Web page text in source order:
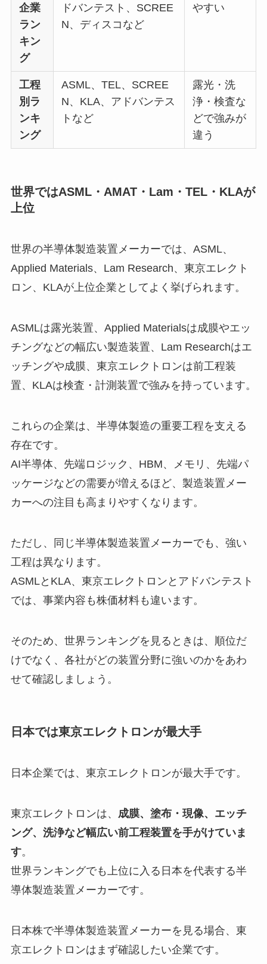
企業
ラン
キン
グ
ドバンテスト、SCREE
N、ディスコなど
やすい
工程
別ラ
ンキ
ング
ASML、TEL、SCREE
N、KLA、アドバンテス
トなど
露光・洗
浄・検査な
どで強みが
違う
世界ではASML・AMAT・Lam・TEL・KLAが
上位
世界の半導体製造装置メーカーでは、ASML、
Applied Materials、Lam Research、東京エレクト
ロン、KLAが上位企業としてよく挙げられます。
ASMLは露光装置、Applied Materialsは成膜やエッ
チングなどの幅広い製造装置、Lam Researchはエ
ッチングや成膜、東京エレクトロンは前工程装
置、KLAは検査・計測装置で強みを持っています。
これらの企業は、半導体製造の重要工程を支える
存在です。
AI半導体、先端ロジック、HBM、メモリ、先端パ
ッケージなどの需要が増えるほど、製造装置メー
カーへの注目も高まりやすくなります。
ただし、同じ半導体製造装置メーカーでも、強い
工程は異なります。
ASMLとKLA、東京エレクトロンとアドバンテスト
では、事業内容も株価材料も違います。
そのため、世界ランキングを見るときは、順位だ
けでなく、各社がどの装置分野に強いのかをあわ
せて確認しましょう。
日本では東京エレクトロンが最大手
日本企業では、東京エレクトロンが最大手です。
東京エレクトロンは、 成膜、塗布・現像、エッチ
ング、洗浄など幅広い前工程装置を手がけていま
す。
世界ランキングでも上位に入る日本を代表する半
導体製造装置メーカーです。
日本株で半導体製造装置メーカーを見る場合、東
京エレクトロンはまず確認したい企業です。